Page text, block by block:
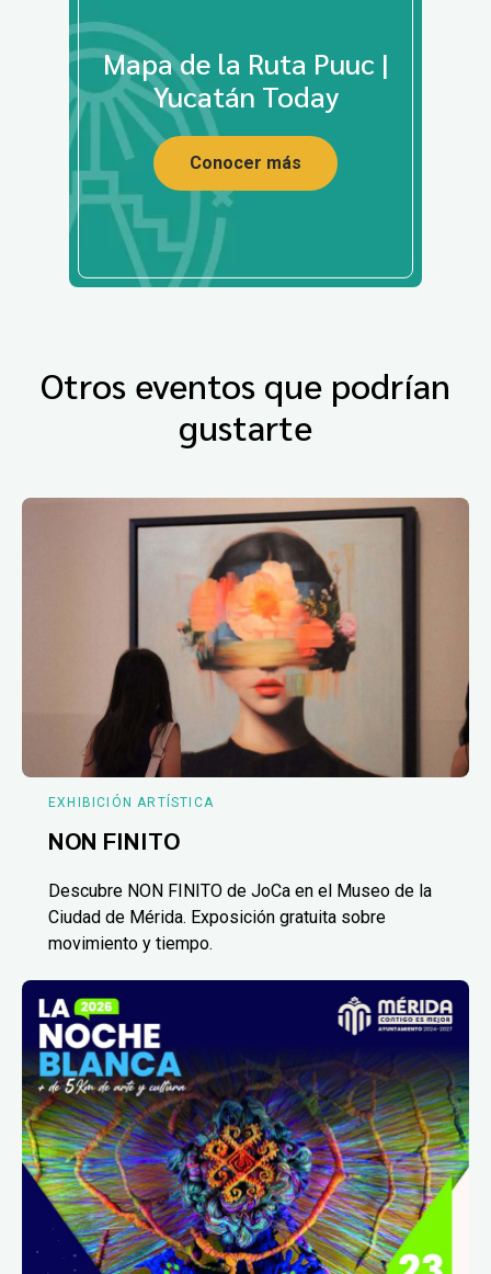
Mapa de la Ruta Puuc |
Yucatán Today
Conocer más
Otros eventos que podrían
gustarte
EXHIBICIÓN ARTÍSTICA
NON FINITO
Descubre NON FINITO de JoCa en el Museo de la
Ciudad de Mérida. Exposición gratuita sobre
movimiento y tiempo.